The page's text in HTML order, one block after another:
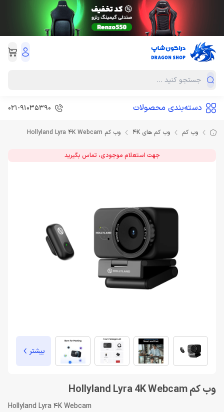
دسته‌بندی محصولات 021-91035390
وب کم وب کم های 4K وب کم Hollyland Lyra 4K Webcam
جهت استعلام موجودی، تماس بگیرید
بیشتر
وب کم Hollyland Lyra 4K Webcam
Hollyland Lyra 4K Webcam